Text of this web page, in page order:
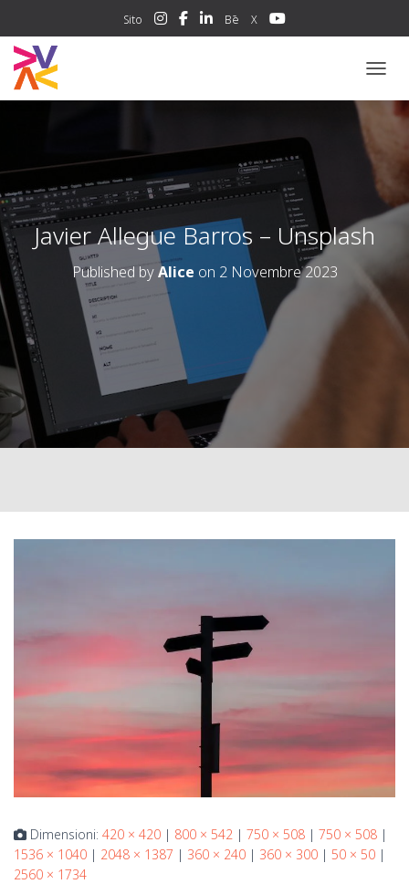
Sito Bē X
Javier Allegue Barros – Unsplash
Published byAlice on 2 Novembre 2023
Dimensioni: 420 × 420 | 800 × 542 | 750 × 508 | 750 × 508 |
1536 × 1040 | 2048 × 1387 | 360 × 240 | 360 × 300 | 50 × 50 |
2560 × 1734